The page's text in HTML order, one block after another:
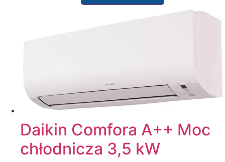
Daikin Comfora A++ Moc
chłodnicza 3,5 kW